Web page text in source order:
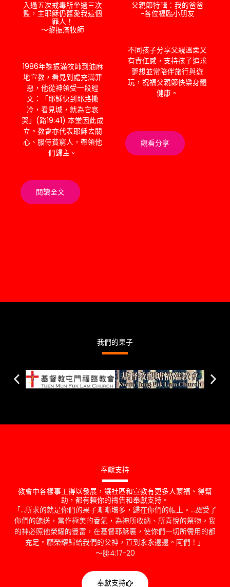
入過五次戒毒所坐過三次
監，主耶穌仍舊愛我這個
罪人！
～黎振滿牧師
1986年黎振滿牧師到油麻
地宣教，看見到處充滿罪
惡，他從神領受一段經
文：「耶穌快到耶路撒
冷，看見城，就為它哀
哭」(路19:41) 本堂因此成
立。教會亦代表耶穌去關
心、服侍貧窮人，帶領他
們歸主。
閱讀全文
父親節特輯：我的爸爸
~各位福臨小朋友
不同孩子分享父親溫柔又
有責任感，支持孩子追求
夢想並常陪伴旅行與遊
玩，祝福父親節快樂身體
健康。
觀看分享
我們的果子
奉獻支持
教會中各樣事工得以發展，讓社區和宣教有更多人蒙福、得幫
助，都有賴你的禱告和奉獻支持。
「…所求的就是你們的果子漸漸增多，歸在你們的帳上。…提受了
你們的餽送，當作極美的香氣，為神所收納、所喜悅的祭物。我
的神必照他榮耀的豐富，在基督耶穌裏，使你們一切所需用的都
充足。願榮耀歸給我們的父神，直到永永遠遠。阿們！」
～腓4:17-20
奉獻支持